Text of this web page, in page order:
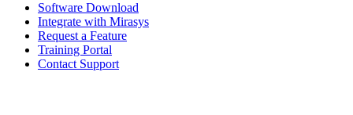
Software Download
Integrate with Mirasys
Request a Feature
Training Portal
Contact Support